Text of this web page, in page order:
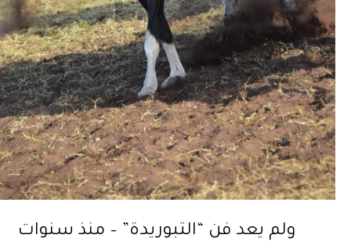
ولم يعد فن “التبوريدة” – منذ سنوات